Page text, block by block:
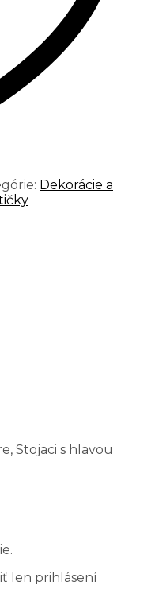
Dekorácie a
Stojaci s hlavou
len prihlásení